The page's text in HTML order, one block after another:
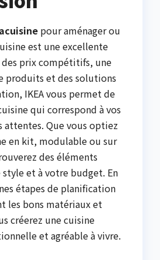
pour aménager ou
est une excellente
des prix compétitifs, une
produits et des solutions
IKEA vous permet de
qui correspond à vos
attentes. Que vous optiez
en kit, modulable ou sur
des éléments
et à votre budget. En
étapes de planification
les bons matériaux et
créerez une cuisine
et agréable à vivre.